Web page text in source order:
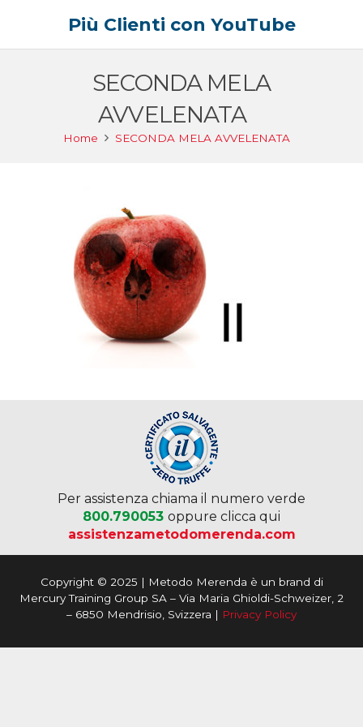
Più Clienti con YouTube
SECONDA MELA
AVVELENATA
Home SECONDA MELA AVVELENATA
Per assistenza chiama il numero verde
800.790053 oppure clicca qui
assistenzametodomerenda.com
Copyright © 2025 | Metodo Merenda è un brand di
Mercury Training Group SA – Via Maria Ghioldi-Schweizer, 2
– 6850 Mendrisio, Svizzera | Privacy Policy